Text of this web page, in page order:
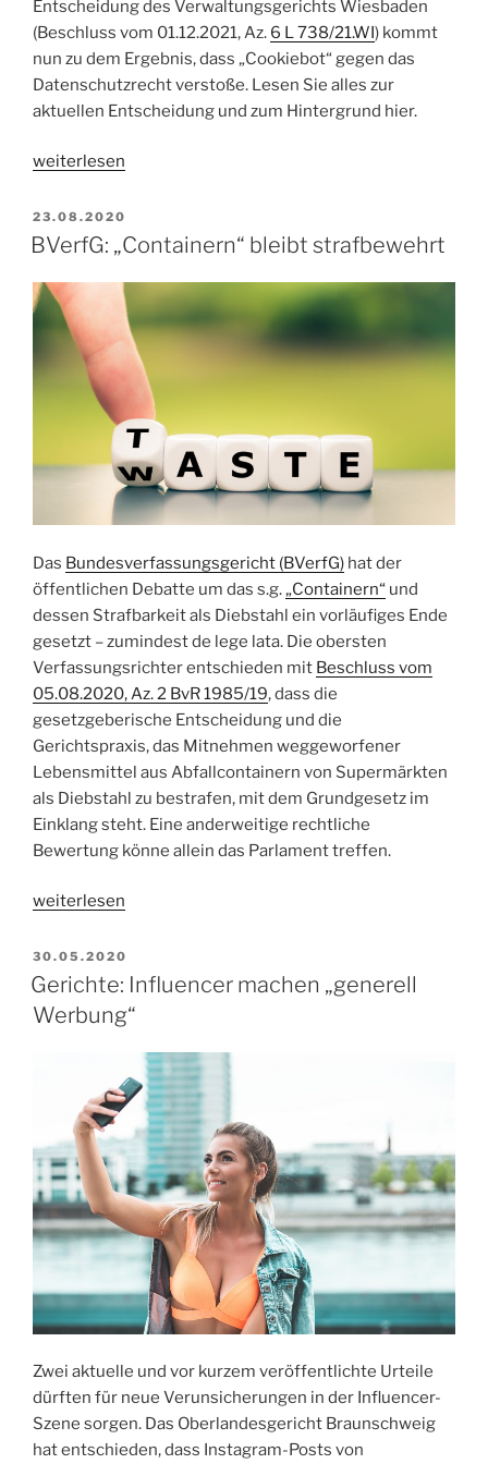
Entscheidung des Verwaltungsgerichts Wiesbaden
(Beschluss vom 01.12.2021, Az. 6 L 738/21.WI) kommt
nun zu dem Ergebnis, dass „Cookiebot“ gegen das
Datenschutzrecht verstoße. Lesen Sie alles zur
aktuellen Entscheidung und zum Hintergrund hier.
„Consent-
„Cookiebot“
datenschutzwidrig?“
weiterlesen
VERÖFFENTLICHT
AM
23.08.2020
BVerfG: „Containern“ bleibt strafbewehrt
Das Bundesverfassungsgericht (BVerfG) hat der
öffentlichen Debatte um das s.g.„Containern“ und
dessen Strafbarkeit als Diebstahl ein vorläufiges Ende
gesetzt – zumindest de lege lata. Die obersten
Verfassungsrichter entschieden mit Beschluss vom
05.08.2020, Az. 2 BvR 1985/19, dass die
gesetzgeberische Entscheidung und die
Gerichtspraxis, das Mitnehmen weggeworfener
Lebensmittel aus Abfallcontainern von Supermärkten
als Diebstahl zu bestrafen, mit dem Grundgesetz im
Einklang steht. Eine anderweitige rechtliche
Bewertung könne allein das Parlament treffen.
„BVerfG:
bleibt
strafbewehrt“
weiterlesen
VERÖFFENTLICHT
AM
30.05.2020
Gerichte: Influencer machen „generell
Werbung“
Zwei aktuelle und vor kurzem veröffentlichte Urteile
dürften für neue Verunsicherungen in der Influencer-
Szene sorgen. Das Oberlandesgericht Braunschweig
hat entschieden, dass Instagram-Posts von